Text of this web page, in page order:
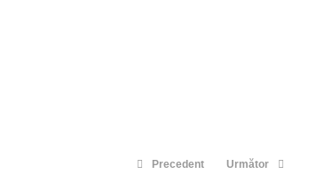
Precedent Următor